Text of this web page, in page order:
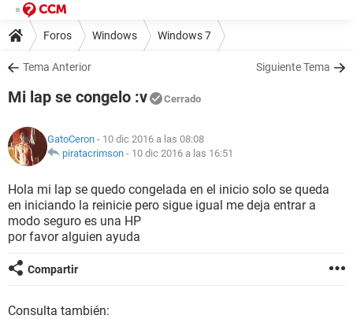
Foros Windows Windows 7
Tema Anterior Siguiente Tema
Mi lap se congelo :v Cerrado
GatoCeron - 10 dic 2016 a las 08:08
piratacrimson - 10 dic 2016 a las 16:51
Hola mi lap se quedo congelada en el inicio solo se queda
en iniciando la reinicie pero sigue igual me deja entrar a
modo seguro es una HP
por favor alguien ayuda
Compartir
Consulta también: